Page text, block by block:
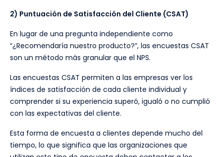
2) Puntuación de Satisfacción del Cliente (CSAT)
En lugar de una pregunta independiente como
“¿Recomendaría nuestro producto?”, las encuestas CSAT
son un método más granular que el NPS.
Las encuestas CSAT permiten a las empresas ver los
índices de satisfacción de cada cliente individual y
comprender si su experiencia superó, igualó o no cumplió
con las expectativas del cliente.
Esta forma de encuesta a clientes depende mucho del
tiempo, lo que significa que las organizaciones que